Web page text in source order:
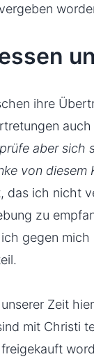
ihre
aber sich
von diesem
das ich nicht
zu
gegen
Zeit
mit Christi